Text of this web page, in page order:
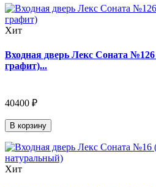
Хит
Входная дверь Лекс Соната
графит)...
40400 ₽
В корзину
Хит